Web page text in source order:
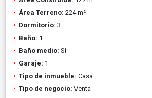
Área Terreno: 224 m²
Dormitorio: 3
Baño: 1
Baño medio: Si
Garaje: 1
Tipo de inmueble: Casa
Tipo de negocio: Venta